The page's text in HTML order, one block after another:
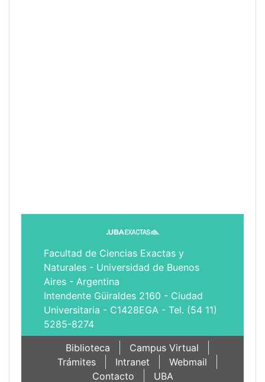
Facultad de Ciencias Exactas y
Naturales - Universidad de Buenos
Aires - Argentina
Intendente Güiraldes 2160 - Ciudad
Universitaria - C1428EGA - Tel. (54 11)
5285-8274
Biblioteca
Campus Virtual
Trámites
Intranet
Webmail
Contacto
UBA